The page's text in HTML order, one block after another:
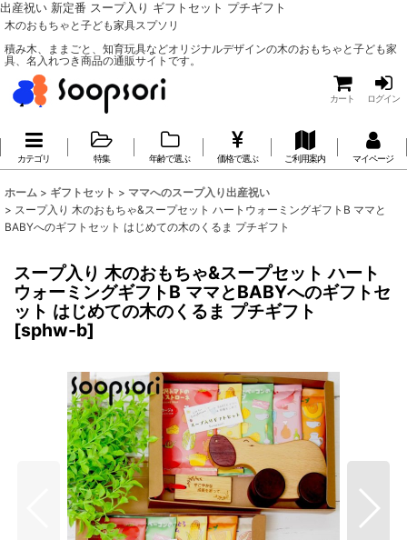
出産祝い 新定番 スープ入り ギフトセット プチギフト
木のおもちゃと子ども家具スプソリ
積み木、ままごと、知育玩具などオリジナルデザインの木のおもちゃと子ども家
具、名入れつき商品の通販サイトです。
カート ログイン
カテゴリ 特集 年齢で選ぶ 価格で選ぶ ご利用案内 マイページ
ホーム > ギフトセット > ママへのスープ入り出産祝い
> スープ入り 木のおもちゃ&スープセット ハートウォーミングギフトB ママと
BABYへのギフトセット はじめての木のくるま プチギフト
スープ入り 木のおもちゃ&スープセット ハート
ウォーミングギフトB ママとBABYへのギフトセ
ット はじめての木のくるま プチギフト
[sphw-b]